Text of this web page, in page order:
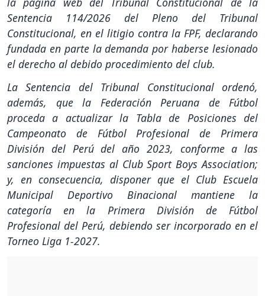
Sentencia 114/2026 del Pleno del Tribunal
Constitucional, en el litigio contra la FPF, declarando
fundada en parte la demanda por haberse lesionado
el derecho al debido procedimiento del club.
La Sentencia del Tribunal Constitucional ordenó,
además, que la Federación Peruana de Fútbol
proceda a actualizar la Tabla de Posiciones del
Campeonato de Fútbol Profesional de Primera
División del Perú del año 2023, conforme a las
sanciones impuestas al Club Sport Boys Association;
y, en consecuencia, disponer que el Club Escuela
Municipal Deportivo Binacional mantiene la
categoría en la Primera División de Fútbol
Profesional del Perú, debiendo ser incorporado en el
Torneo Liga 1-2027.